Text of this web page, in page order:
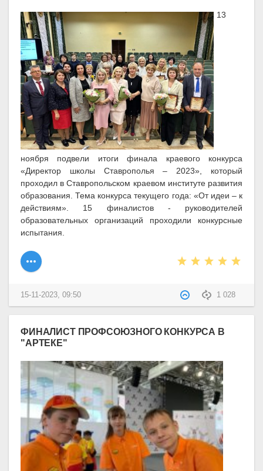
13
ноября подвели итоги финала краевого конкурса
«Директор школы Ставрополья – 2023», который
проходил в Ставропольском краевом институте развития
образования. Тема конкурса текущего года: «От идеи – к
действиям». 15 финалистов - руководителей
образовательных организаций проходили конкурсные
испытания.
1 028
15-11-2023, 09:50
ФИНАЛИСТ ПРОФСОЮЗНОГО КОНКУРСА В
"АРТЕКЕ"